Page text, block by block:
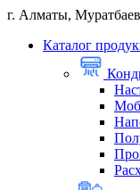
г. Алматы,
Каталог